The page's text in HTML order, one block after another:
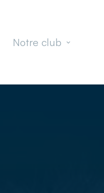
Notre club